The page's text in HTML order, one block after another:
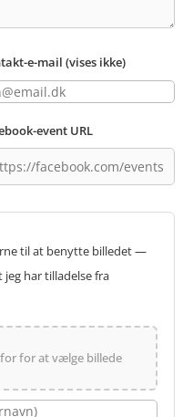
e-mail (vises ikke)
event URL
til at benytte billedet —
jeg har tilladelse fra
for at vælge billede